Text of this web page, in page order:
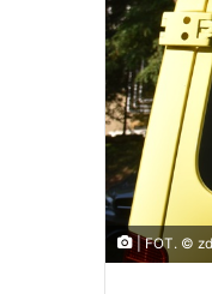
| FOT. ©